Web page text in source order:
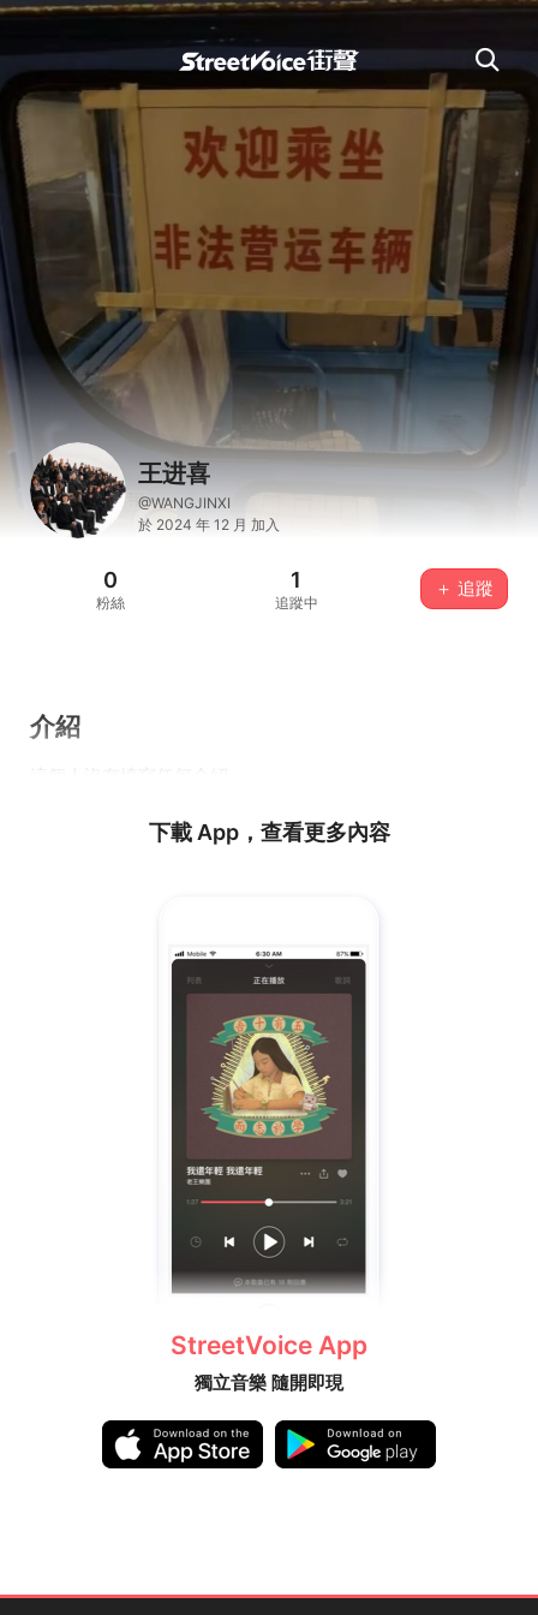
王进喜
@WANGJINXI
於 2024 年 12 月 加入
0
粉絲
1
追蹤中
＋ 追蹤
介紹
下載 App，查看更多內容
StreetVoice App
獨立音樂 隨開即現